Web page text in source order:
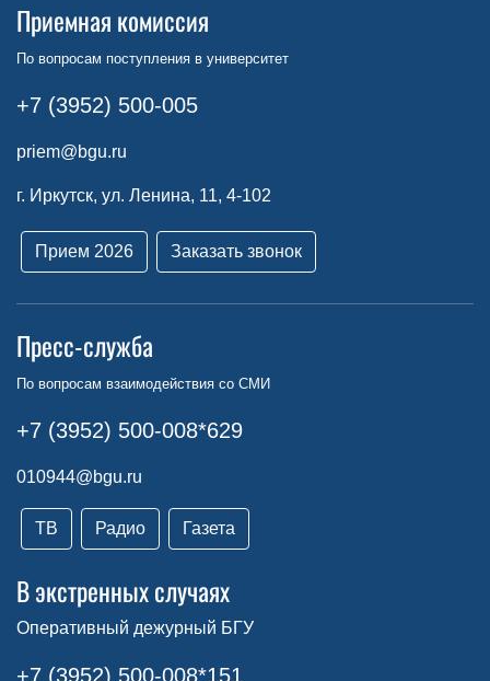
Приемная комиссия
По вопросам поступления в университет
+7 (3952) 500-005
priem@bgu.ru
г. Иркутск, ул. Ленина, 11, 4-102
Прием 2026 Заказать звонок
Пресс-служба
По вопросам взаимодействия со СМИ
+7 (3952) 500-008*629
010944@bgu.ru
ТВ Радио Газета
В экстренных случаях
Оперативный дежурный БГУ
+7 (3952) 500-008*151